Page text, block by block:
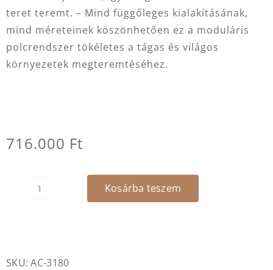
teret teremt. – Mind függőleges kialakításának,
mind méreteinek köszönhetően ez a moduláris
polcrendszer tökéletes a tágas és világos
környezetek megteremtéséhez.
716.000 Ft
Nogal
Kosárba teszem
SKU:AC-3180